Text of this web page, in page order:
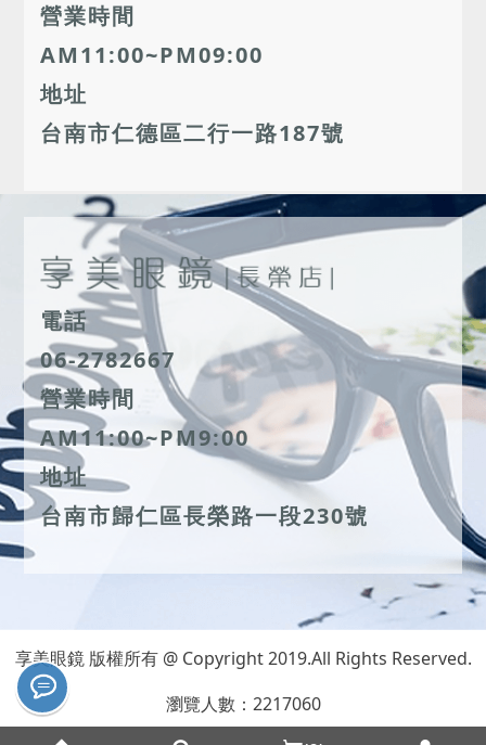
營業時間
AM11:00~PM09:00
地址
台南市仁德區二行一路187號
電話
06-2782667
營業時間
AM11:00~PM9:00
地址
台南市歸仁區長榮路一段230號
享美眼鏡 版權所有 @ Copyright 2019.All Rights Reserved.
瀏覽人數：2217060